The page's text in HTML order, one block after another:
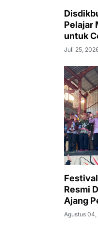
Pelajar
untuk
Juli 25,
Resmi
Ajang
Agustus 04,